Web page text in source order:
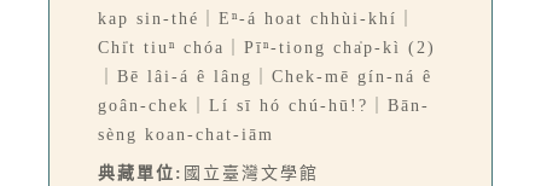
kap sin-thé｜Eⁿ-á hoat chhùi-khí｜
Chi̍t tiuⁿ chóa｜Pīⁿ-tiong cha̍p-kì (2)
｜Bē lâi-á ê lâng｜Chek-mē gín-ná ê
goân-chek｜Lí sī hó chú-hū!?｜Bān-
sèng koan-chat-iām
典藏單位: 國立臺灣文學館